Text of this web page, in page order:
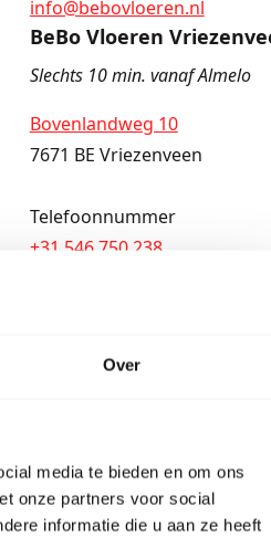
Over
media te bieden en om ons
onze partners voor social
informatie die u aan ze heeft
info@bebovloeren.nl
BeBo Vloeren
Slechts 10 min. vanaf Almelo
Bovenlandweg 10
7671 BE Vriezenveen
Telefoonnummer
+31 546 750 238
info@bebovloeren.nl